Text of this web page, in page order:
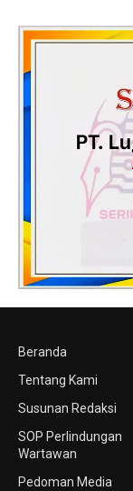
Beranda
Tentang Kami
Susunan Redaksi
SOP Perlindungan
Wartawan
Pedoman Media